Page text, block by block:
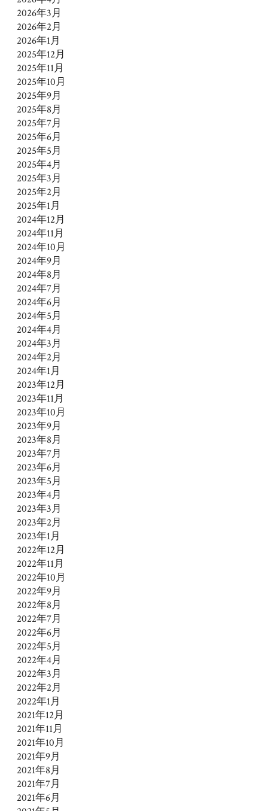
2026年3月
2026年2月
2026年1月
2025年12月
2025年11月
2025年10月
2025年9月
2025年8月
2025年7月
2025年6月
2025年5月
2025年4月
2025年3月
2025年2月
2025年1月
2024年12月
2024年11月
2024年10月
2024年9月
2024年8月
2024年7月
2024年6月
2024年5月
2024年4月
2024年3月
2024年2月
2024年1月
2023年12月
2023年11月
2023年10月
2023年9月
2023年8月
2023年7月
2023年6月
2023年5月
2023年4月
2023年3月
2023年2月
2023年1月
2022年12月
2022年11月
2022年10月
2022年9月
2022年8月
2022年7月
2022年6月
2022年5月
2022年4月
2022年3月
2022年2月
2022年1月
2021年12月
2021年11月
2021年10月
2021年9月
2021年8月
2021年7月
2021年6月